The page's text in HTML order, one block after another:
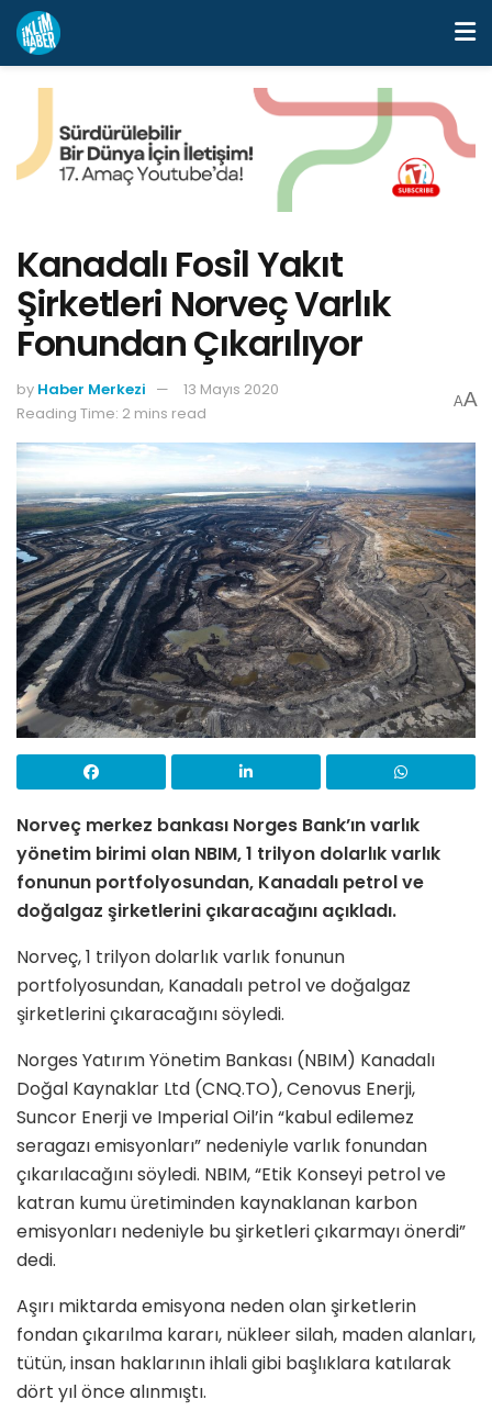
Kanadalı Fosil Yakıt
Şirketleri Norveç Varlık
Fonundan Çıkarılıyor
by Haber Merkezi
13 Mayıs 2020
Reading Time: 2 mins read
AA
Norveç merkez bankası Norges Bank’ın varlık
yönetim birimi olan NBIM, 1 trilyon dolarlık varlık
fonunun portfolyosundan, Kanadalı petrol ve
doğalgaz şirketlerini çıkaracağını açıkladı.
Norveç, 1 trilyon dolarlık varlık fonunun
portfolyosundan, Kanadalı petrol ve doğalgaz
şirketlerini çıkaracağını söyledi.
Norges Yatırım Yönetim Bankası (NBIM) Kanadalı
Doğal Kaynaklar Ltd (CNQ.TO), Cenovus Enerji,
Suncor Enerji ve Imperial Oil’in “kabul edilemez
seragazı emisyonları” nedeniyle varlık fonundan
çıkarılacağını söyledi. NBIM, “Etik Konseyi petrol ve
katran kumu üretiminden kaynaklanan karbon
emisyonları nedeniyle bu şirketleri çıkarmayı önerdi”
dedi.
Aşırı miktarda emisyona neden olan şirketlerin
fondan çıkarılma kararı, nükleer silah, maden alanları,
tütün, insan haklarının ihlali gibi başlıklara katılarak
dört yıl önce alınmıştı.